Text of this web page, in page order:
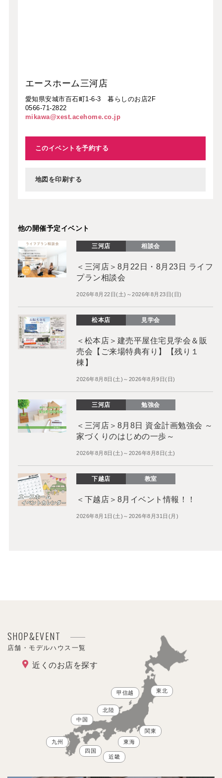
エースホーム三河店
愛知県安城市百石町1-6-3 暮らしのお店2F
0566-71-2822
mikawa@xest.acehome.co.jp
このイベントを予約する
地図を印刷する
他の開催予定イベント
三河店 相談会
＜三河店＞8月22日・8月23日 ライフ
プラン相談会
2026年8月22日(土)～2026年8月23日(日)
松本店 見学会
＜松本店＞建売平屋住宅見学会＆販
売会【ご来場特典有り】【残り１
棟】
2026年8月8日(土)～2026年8月9日(日)
三河店 勉強会
＜三河店＞8月8日 資金計画勉強会 ～
家づくりのはじめの一歩～
2026年8月8日(土)～2026年8月8日(土)
下越店 教室
＜下越店＞8月イベント情報！！
2026年8月1日(土)～2026年8月31日(月)
SHOP&EVENT
店舗・モデルハウス一覧
近くのお店を探す
東北
甲信越
北陸
関東
東海
近畿
中国
四国
九州